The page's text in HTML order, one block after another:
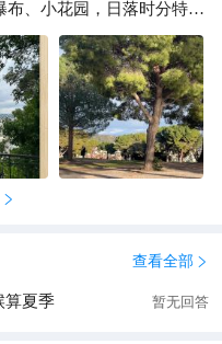
布、小花园，日落时分特别

查看全部 
算夏季 暂无回答